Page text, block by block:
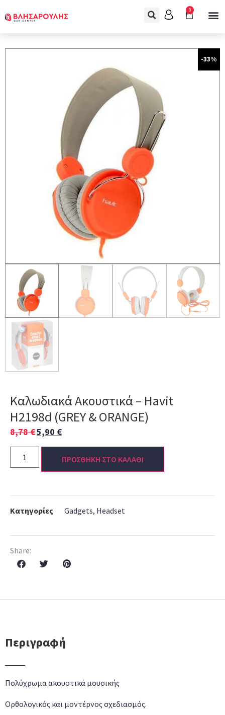
0
-33%
Καλωδιακά Ακουστικά – Havit
H2198d (GREY & ORANGE)
8,78€5,90 €
ΠΡΟΣΘΗΚΗ ΣΤΟ ΚΑΛΑΘΙ
Κατηγορίες Gadgets, Headset
Share:
Περιγραφή
Πολύχρωμα ακουστικά μουσικής
Ορθολογικός και μοντέρνος σχεδιασμός.